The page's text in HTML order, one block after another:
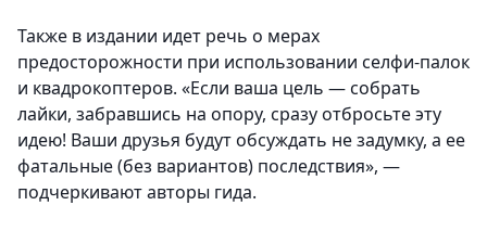
Также в издании идет речь о мерах
предосторожности при использовании селфи-палок
и квадрокоптеров. «Если ваша цель — собрать
лайки, забравшись на опору, сразу отбросьте эту
идею! Ваши друзья будут обсуждать не задумку, а ее
фатальные (без вариантов) последствия», —
подчеркивают авторы гида.